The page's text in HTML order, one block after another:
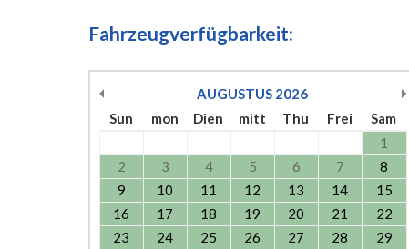
Fahrzeugverfügbarkeit:
AUGUSTUS 2026
Sun
mon Dien mitt Thu Frei
Sam
1
2
3 4 5 6 7
8
9
10 11 12 13 14
15
16
17 18 19 20 21
22
23
24 25 26 27 28
29